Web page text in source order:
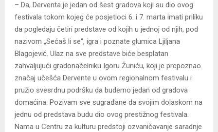
– Da, Derventa je jedan od šest gradova koji su dio ovog
festivala tokom kojeg će posjetioci 6. i 7. marta imati priliku
da pogledaju četiri predstave od kojih u jednoj od njih, pod
nazivom „Sećaš li se“, igra i poznate glumica Ljiljana
Blagojević. Ulaz na sve predstave biće besplatan
zahvaljujući gradonačelniku Igoru Žuniću, koji je prepoznao
značaj učešća Dervente u ovom regionalnom festivalu i
pružio svesrdnu podršku da budemo jedan od gradova
domaćina. Pozivam sve sugrađane da svojim dolaskom na
jednu od predstava budu dio ovog prestižnog festivala.
Nama u Centru za kulturu predstoji ozvaničavanje saradnje